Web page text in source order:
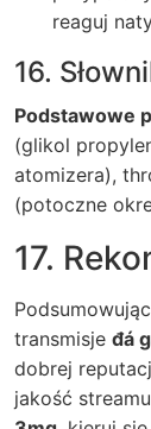
reaguj
16.
Podstawowe
(glikol
atomizera),
(potoczne
17.
transmisje đá
dobrej
jakość